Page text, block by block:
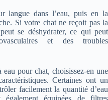
langue dans l’eau, puis en la
Si votre chat ne reçoit pas la
se déshydrater, ce qui peut
et des troubles
pour chat, choisissez-en une
Certaines ont un
facilement la quantité d’eau